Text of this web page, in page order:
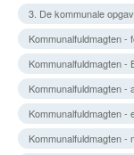
3. De kommunale
Kommunalfuldmagten
Kommunalfuldmagten -
Kommunalfuldmagten
Kommunalfuldmagten
Kommunalfuldmagten -